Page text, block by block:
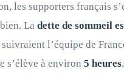
les supporters français
La dette de sommeil
l’équipe de
s’élève à environ 5 heures.